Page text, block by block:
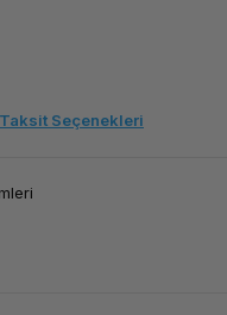
Taksit Seçenekleri